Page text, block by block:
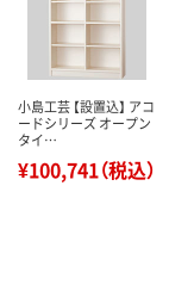
小島工芸 【設置込】 アコ
ードシリーズ オープン
タイ…
¥100,741（税込）